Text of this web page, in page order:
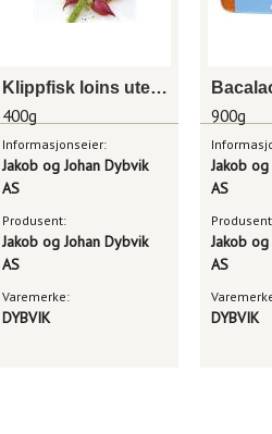
Klippfisk loins uten skinn og ben 400g dybvik
400g
Informasjonseier:
Jakob og Johan Dybvik
AS
Produsent:
Jakob og Johan Dybvik
AS
Varemerke:
DYBVIK
900g
Jakob
AS
Jakob
AS
DYBVIK